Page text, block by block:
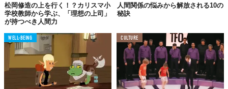
松岡修造の上を行く！？カリスマ小
学校教師から学ぶ、「理想の上司」
が持つべき人間力
人間関係の悩みから解放される10の
秘訣
WELL-BEING CULTURE